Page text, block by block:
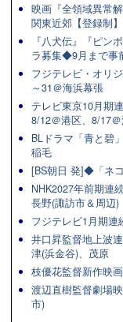
映画『全領域異常
関東近郊【登録制】
『八犬伝』『ピン
ラ募集◆9月まで事
フジテレビ・オリ
～31＠海浜幕張
テレビ東京10月期
8/12＠港区、8/17
BLドラマ「青と碧
稲毛
[BS朝日 発]◆「ネ
NHK2027年前期連
長野(諏訪市＆周辺)
フジテレビ1月期
井口昇監督地上波
津(浜金谷)、茂原
枝優花監督新作映
渡辺直樹監督劇場
市)